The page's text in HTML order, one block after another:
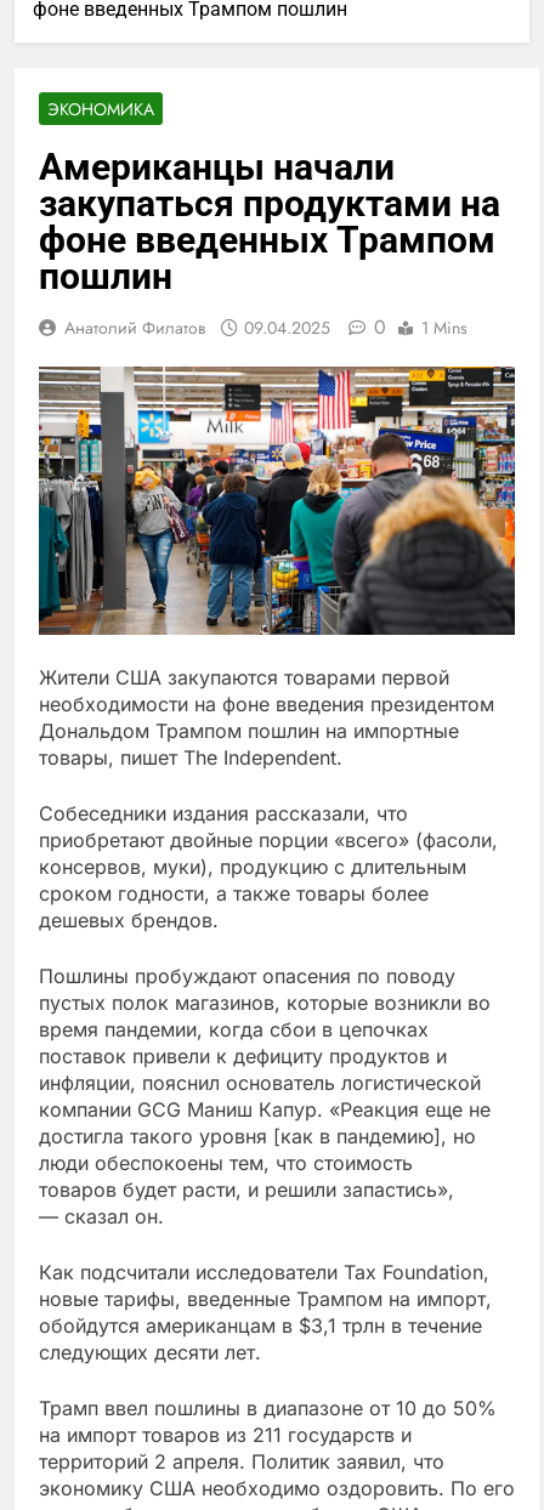
фоне введенных Трампом пошлин
ЭКОНОМИКА
Американцы начали
закупаться продуктами на
фоне введенных Трампом
пошлин
Анатолий Филатов 09.04.2025 0 1 Mins
Жители США закупаются товарами первой
необходимости на фоне введения президентом
Дональдом Трампом пошлин на импортные
товары, пишет The Independent.
Собеседники издания рассказали, что
приобретают двойные порции «всего» (фасоли,
консервов, муки), продукцию с длительным
сроком годности, а также товары более
дешевых брендов.
Пошлины пробуждают опасения по поводу
пустых полок магазинов, которые возникли во
время пандемии, когда сбои в цепочках
поставок привели к дефициту продуктов и
инфляции, пояснил основатель логистической
компании GCG Маниш Капур. «Реакция еще не
достигла такого уровня [как в пандемию], но
люди обеспокоены тем, что стоимость
товаров будет расти, и решили запастись»,
— сказал он.
Как подсчитали исследователи Tax Foundation,
новые тарифы, введенные Трампом на импорт,
обойдутся американцам в $3,1 трлн в течение
следующих десяти лет.
Трамп ввел пошлины в диапазоне от 10 до 50%
на импорт товаров из 211 государств и
территорий 2 апреля. Политик заявил, что
экономику США необходимо оздоровить. По его